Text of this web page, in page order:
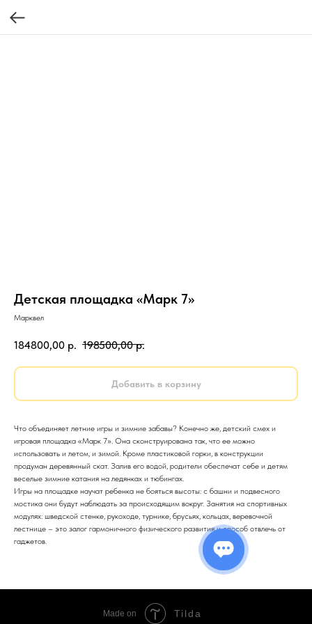
Детская площадка «Марк 7»
Марквел
184800,00 р. 198500,00 р.
Добавить в корзину
Что объединяет летние игры и зимние забавы? Конечно же, детский смех и
игровая площадка «Марк 7». Она сконструирована так, что ее можно
использовать и летом, и зимой. Кроме пластиковой горки, в конструкции
продуман деревянный скат. Залив его водой, родители обеспечат себе и детям
веселые зимние катания на ледянках и тюбингах.
Игры на площадке научат ребенка не бояться высоты: с башни и подвесного
мостика они будут наблюдать за происходящим вокруг. Занятия на спортивных
модулях: шведской стенке, рукоходе, турнике, брусьях, кольцах, веревочной
лестнице – это залог гармоничного физического развития и способ отвлечь от
гаджетов.
Made on Tilda